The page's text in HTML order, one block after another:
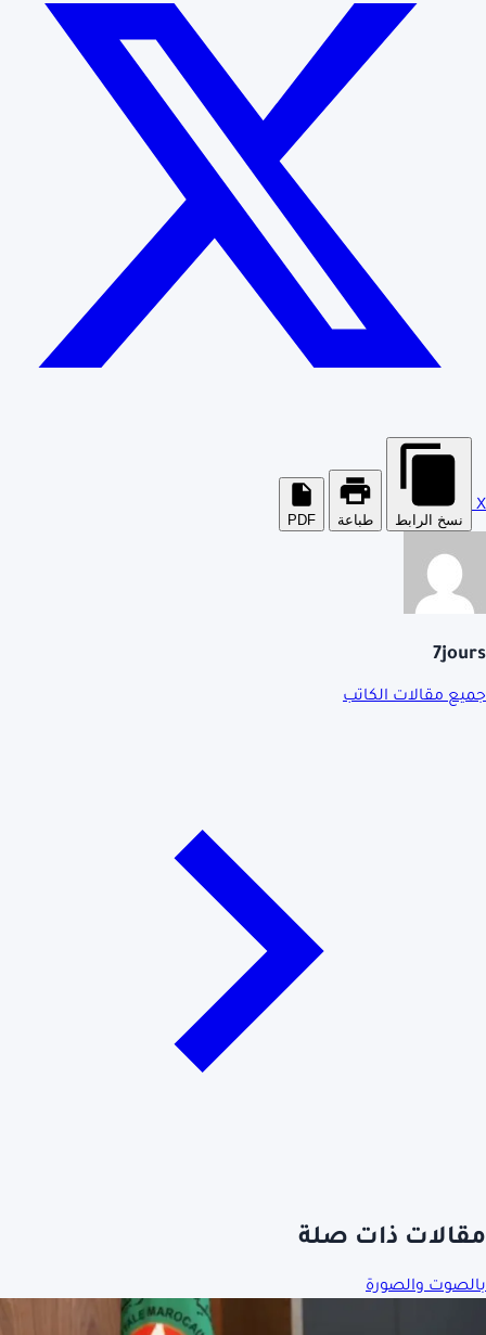
X
نسخ الرابط طباعة PDF
7jours
جميع مقالات الكاتب
مقالات ذات صلة
بالصوت والصورة